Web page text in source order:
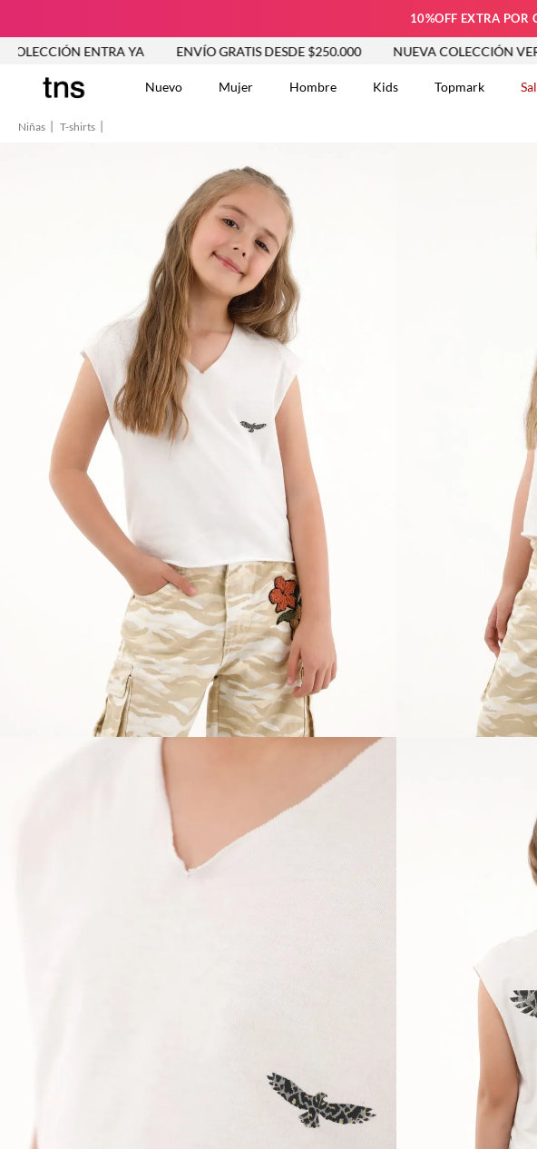
10%OFF EXTRA POR
ENTRA YA ENVÍO GRATIS DESDE $250.000 NUEVA COLECCIÓN VER
Nuevo Mujer Hombre Kids Topmark
Niñas T-shirts
2.
Jeans Mujer
4. Blusas
5. Chaleco
Falda
7. Chaqueta
8 . Vestido
Short
Camisetas Mujer